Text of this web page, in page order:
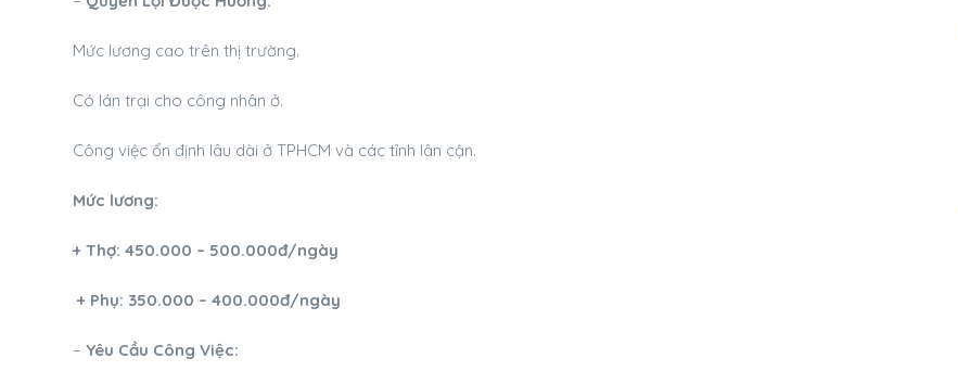
Mức lương cao trên thị trường.
Có lán trại cho công nhân ở.
Công việc ổn định lâu dài ở TPHCM và các tỉnh lân cận.
Mức lương:
+ Thợ: 450.000 – 500.000đ/ngày
+ Phụ: 350.000 – 400.000đ/ngày
– Yêu Cầu Công Việc: